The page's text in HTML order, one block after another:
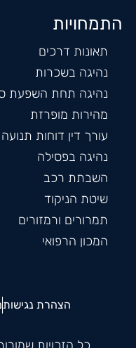
התמחויות
תאונות דרכים
נהיגה בשכרות
נהיגה תחת השפעת
מהירות מופרזת
עורך דין דוחות תנועה
נהיגה בפסילה
השבתת רכב
שיטת הניקוד
תמרורים ורמזורים
המכון הרפואי
הצהרת נגישות